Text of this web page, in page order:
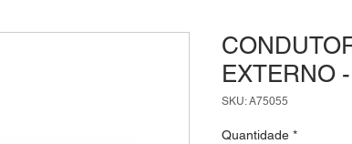
EXTERNO
SKU: A75055
Quantidade *